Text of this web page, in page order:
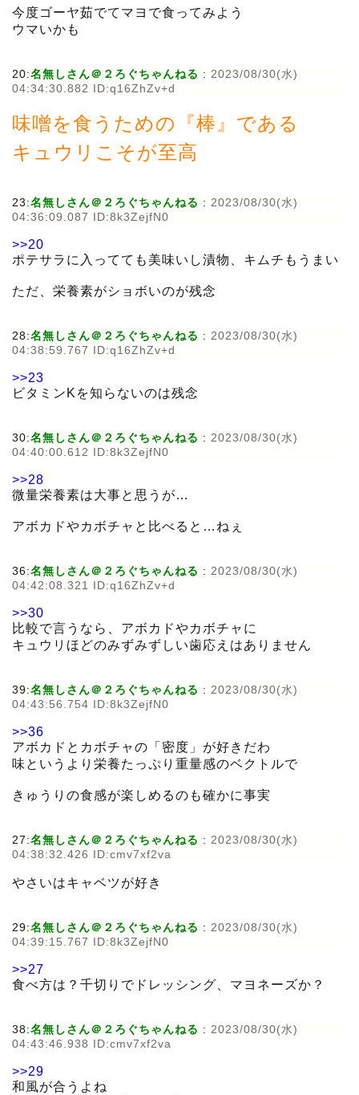
今度ゴーヤ茹でてマヨで食ってみよう
ウマいかも
20:名無しさん＠２ろぐちゃんねる : 2023/08/30(水)
04:34:30.882 ID:q16ZhZv+d
味噌を食うための『棒』である
キュウリこそが至高
23:名無しさん＠２ろぐちゃんねる : 2023/08/30(水)
04:36:09.087 ID:8k3ZejfN0
>>20
ポテサラに入ってても美味いし漬物、キムチもうまい
ただ、栄養素がショボいのが残念
28:名無しさん＠２ろぐちゃんねる : 2023/08/30(水)
04:38:59.767 ID:q16ZhZv+d
>>23
ビタミンKを知らないのは残念
30:名無しさん＠２ろぐちゃんねる : 2023/08/30(水)
04:40:00.612 ID:8k3ZejfN0
>>28
微量栄養素は大事と思うが…
アボカドやカボチャと比べると…ねぇ
36:名無しさん＠２ろぐちゃんねる : 2023/08/30(水)
04:42:08.321 ID:q16ZhZv+d
>>30
比較で言うなら、アボカドやカボチャに
キュウリほどのみずみずしい歯応えはありません
39:名無しさん＠２ろぐちゃんねる : 2023/08/30(水)
04:43:56.754 ID:8k3ZejfN0
>>36
アボカドとカボチャの「密度」が好きだわ
味というより栄養たっぷり重量感のベクトルで
きゅうりの食感が楽しめるのも確かに事実
27:名無しさん＠２ろぐちゃんねる : 2023/08/30(水)
04:38:32.426 ID:cmv7xf2va
やさいはキャベツが好き
29:名無しさん＠２ろぐちゃんねる : 2023/08/30(水)
04:39:15.767 ID:8k3ZejfN0
>>27
食べ方は？千切りでドレッシング、マヨネーズか？
38:名無しさん＠２ろぐちゃんねる : 2023/08/30(水)
04:43:46.938 ID:cmv7xf2va
>>29
和風が合うよね